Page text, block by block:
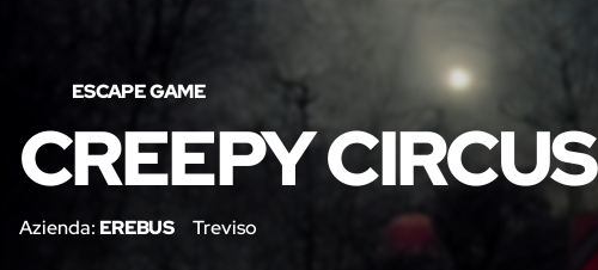
ESCAPE GAME
CREEPY CIRCUS
Azienda: EREBUS Treviso